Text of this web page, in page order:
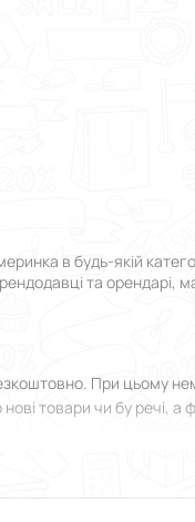
в будь-якій
та орендарі,
При цьому
товари чи бу речі,
у Жмеринці й